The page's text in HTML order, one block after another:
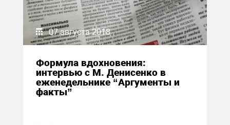
07 августа 2018
Формула вдохновения:
интервью с М. Денисенко в
еженедельнике “Аргументы и
факты”